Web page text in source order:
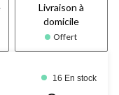
Livraison à
domicile
Offert
16 En stock